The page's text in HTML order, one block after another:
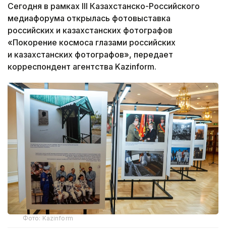
Сегодня в рамках III Казахстанско-Российского
медиафорума открылась фотовыставка
российских и казахстанских фотографов
«Покорение космоса глазами российских
и казахстанских фотографов», передает
корреспондент агентства Kazinform.
Фото: Kazinform